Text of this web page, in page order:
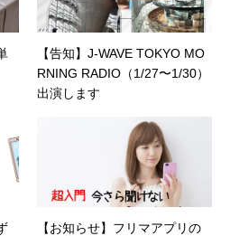
世話人を務める。趣味は考えること。
【告知】J-WAVE TOKYO MO
RNING RADIO（1/27〜1/30）
出演します
【お知らせ】フリマアプリの